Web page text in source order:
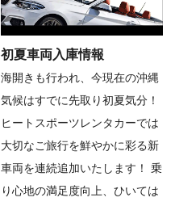
初夏車両入庫情報
海開きも行われ、今現在の沖縄
気候はすでに先取り初夏気分！
ヒートスポーツレンタカーでは
大切なご旅行を鮮やかに彩る新
車両を連続追加いたします！ 乗
り心地の満足度向上、ひいては